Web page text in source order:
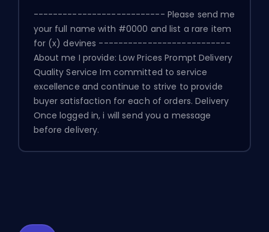
--------------------------- Please send me
your full name with #0000 and list a rare item
for (x) devines ---------------------------
About me I provide: Low Prices Prompt Delivery
Quality Service Im committed to service
excellence and continue to strive to provide
buyer satisfaction for each of orders. Delivery
Once logged in, i will send you a message
before delivery.